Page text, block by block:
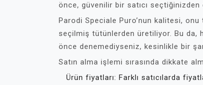
önce, güvenilir bir satıcı
Parodi Speciale Puro’nun kalitesi, onu
seçilmiş tütünlerden üretiliyor. Bu da,
önce denemediyseniz, kesinlikle bir
Satın alma işlemi sırasında dikkate
Ürün fiyatları: Farklı satıcılarda